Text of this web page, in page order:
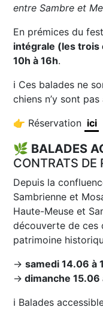
entre Sambre et
En prémices du
intégrale (les trois
10h à 16h.
ℹ️ Ces balades ne
chiens n’y sont pas
👉 Réservation ici
🌿 BALADES
CONTRATS DE
Depuis la
Sambrienne et
Haute-Meuse et
découverte de ces
patrimoine
→samedi 14.06 à
→ dimanche 15.06
ℹ️ Balades